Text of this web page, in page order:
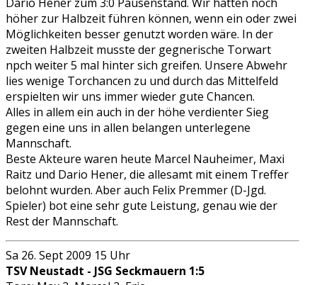
höher zur Halbzeit führen können, wenn ein oder zwei
Möglichkeiten besser genutzt worden wäre. In der
zweiten Halbzeit musste der gegnerische Torwart
npch weiter 5 mal hinter sich greifen. Unsere Abwehr
lies wenige Torchancen zu und durch das Mittelfeld
erspielten wir uns immer wieder gute Chancen.
Alles in allem ein auch in der höhe verdienter Sieg
gegen eine uns in allen belangen unterlegene
Mannschaft.
Beste Akteure waren heute Marcel Nauheimer, Maxi
Raitz und Dario Hener, die allesamt mit einem Treffer
belohnt wurden. Aber auch Felix Premmer (D-Jgd.
Spieler) bot eine sehr gute Leistung, genau wie der
Rest der Mannschaft.
Sa 26. Sept 2009 15 Uhr
TSV Neustadt - JSG Seckmauern 1:5